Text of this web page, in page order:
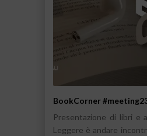
BookCorner
Presentazione di libri e
Leggere è andare